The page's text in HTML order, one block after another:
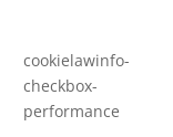
cookielawinfo-
checkbox-
performance